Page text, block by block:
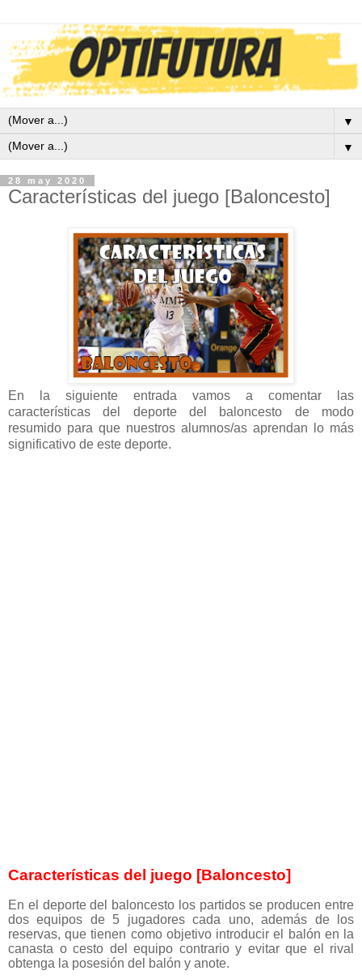
▼
▼
28 may 2020
Características del juego [Baloncesto]
En la siguiente entrada vamos a comentar las
características del deporte del baloncesto de modo
resumido para que nuestros alumnos/as aprendan lo más
significativo de este deporte.
Características del juego [Baloncesto]
En el deporte del baloncesto los partidos se producen entre
dos equipos de 5 jugadores cada uno, además de los
reservas, que tienen como objetivo introducir el balón en la
canasta o cesto del equipo contrario y evitar que el rival
obtenga la posesión del balón y anote.